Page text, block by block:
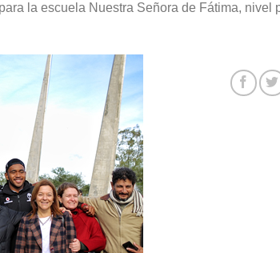
la escuela Nuestra Señora de Fátima, nivel